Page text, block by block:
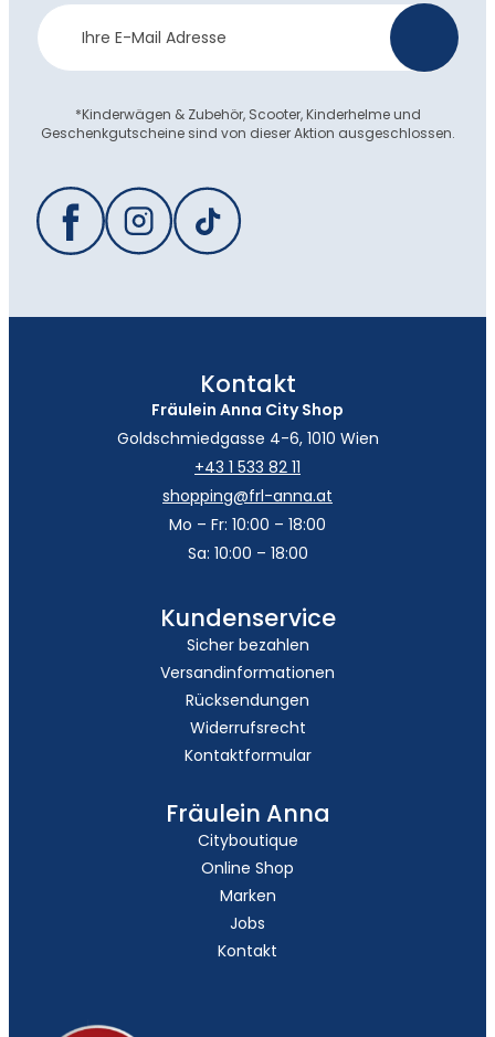
Newsletter
Anmeldung
*Kinderwägen & Zubehör, Scooter, Kinderhelme und
Geschenkgutscheine sind von dieser Aktion ausgeschlossen.
Kontakt
Fräulein Anna City Shop
Goldschmiedgasse 4-6, 1010 Wien
+43 1 533 82 11
shopping@frl-anna.at
Mo – Fr: 10:00 – 18:00
Sa: 10:00 – 18:00
Kundenservice
Sicher bezahlen
Versandinformationen
Rücksendungen
Widerrufsrecht
Kontaktformular
Fräulein Anna
Cityboutique
Online Shop
Marken
Jobs
Kontakt